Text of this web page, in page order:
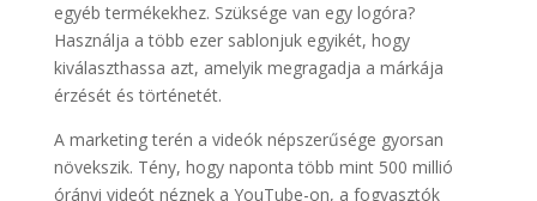
egyéb termékekhez. Szüksége van egy logóra?
Használja a több ezer sablonjuk egyikét, hogy
kiválaszthassa azt, amelyik megragadja a márkája
érzését és történetét.
A marketing terén a videók népszerűsége gyorsan
növekszik. Tény, hogy naponta több mint 500 millió
órányi videót néznek a YouTube-on, a fogyasztók